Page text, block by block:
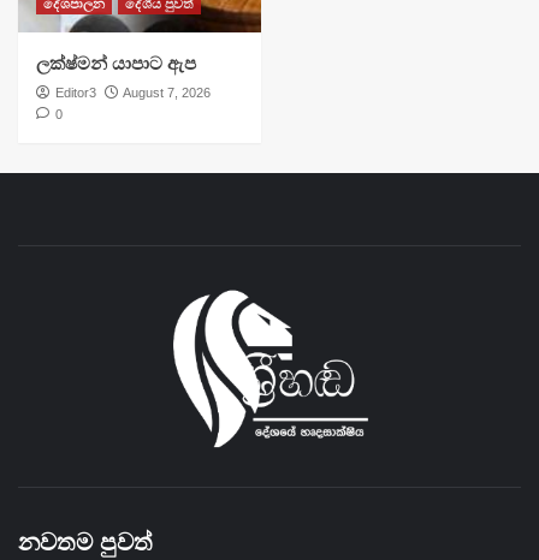
දේශපාලන දේශීය පුවත්
ලක්ෂ්මන් යාපාට ඇප
Editor3
August 7, 2026
0
නවතම පුවත්